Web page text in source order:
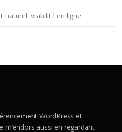
naturel: visibilité en ligne
WordPress et
m’endors aussi en regardant